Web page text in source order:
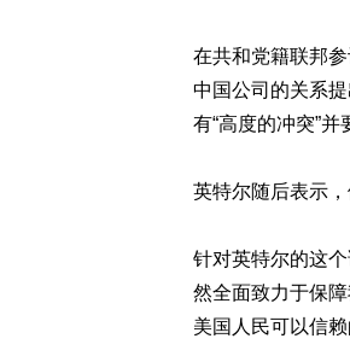
在共和党籍联邦
中国公司的关系
有“高度的冲突”并
英特尔随后表示
针对英特尔的这
然全面致力于保
美国人民可以信